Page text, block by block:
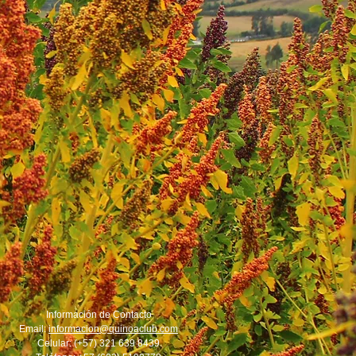
Información de Contacto
Email:informacion@quinoaclub.com
Celular: (+57) 321 639 8439